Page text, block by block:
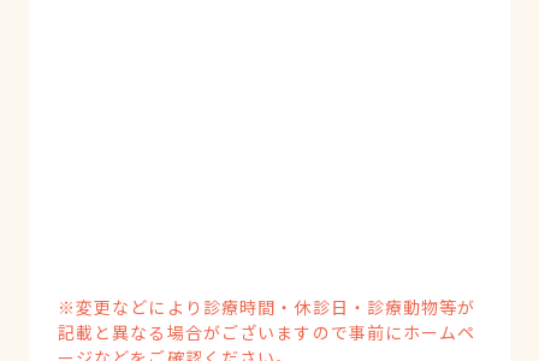
※変更などにより診療時間・休診日・診療動物等が
記載と異なる場合がございますので事前にホームペ